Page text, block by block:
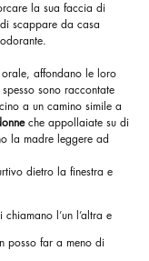
la sua faccia di
scappare da casa
orale, affondano le loro
sono raccontate
a un camino simile a
che appollaiate su di
la madre leggere ad
dietro la finestra e
chiamano l’un l’altra e
posso far a meno di